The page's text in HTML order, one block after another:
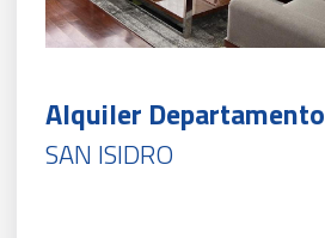
Alquiler Departamento
SAN ISIDRO